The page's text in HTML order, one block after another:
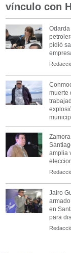
El oficialismo busca
vínculo con
pidió
muerte
amplia
Jairo
en
para